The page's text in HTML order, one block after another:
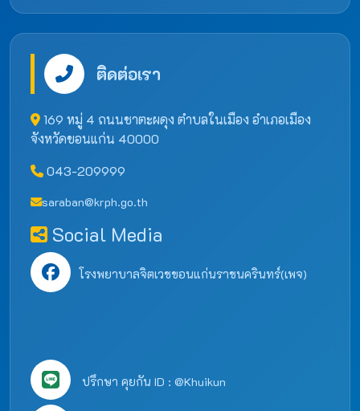
ติดต่อเรา
169 หมู่ 4 ถนนชาตะผดุง ตำบลในเมือง อำเภอเมือง
จังหวัดขอนแก่น 40000
043-209999
saraban@krph.go.th
Social Media
โรงพยาบาลจิตเวชขอนแก่นราชนครินทร์(เพจ)
ปรึกษา คุยกัน ID : @Khuikun